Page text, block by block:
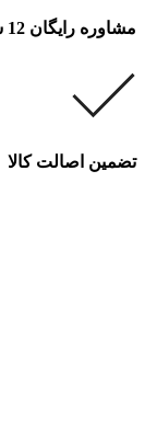
مشاوره رایگان 12 ساعته
تضمین اصالت کالا